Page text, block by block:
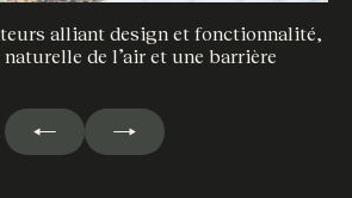
alliant design et fonctionnalité,
de l’air et une barrière